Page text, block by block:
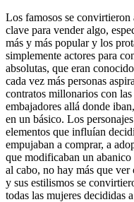
Los famosos se
clave para vender algo,
más y más popular y los
simplemente actores para
absolutas, que eran
cada vez más personas
contratos millonarios con
embajadores allá donde
en un básico. Los
elementos que influían
empujaban a comprar, a
que modificaban un
al cabo, no hay más que ver
y sus estilismos se
todas las mujeres decididas